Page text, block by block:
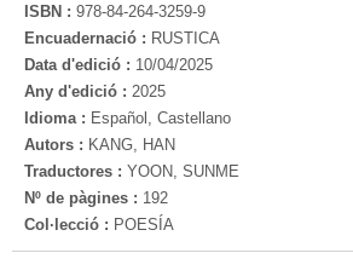
ISBN : 978-84-264-3259-9
Encuadernació : RUSTICA
Data d'edició : 10/04/2025
Any d'edició : 2025
Idioma : Español, Castellano
Autors : KANG, HAN
Traductores : YOON, SUNME
Nº de pàgines : 192
Col·lecció : POESÍA